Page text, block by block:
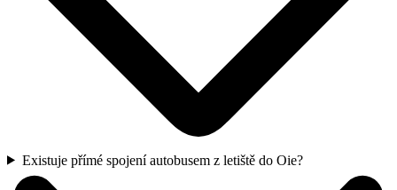
Existuje přímé spojení autobusem z letiště do Oie?